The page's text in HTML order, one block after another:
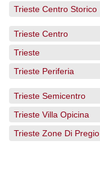
Trieste Centro Storico
Trieste Centro
Trieste
Trieste Periferia
Trieste Semicentro
Trieste Villa Opicina
Trieste Zone Di Pregio